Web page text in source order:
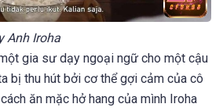
Anh Iroha
gia sư dạy ngoại ngữ cho một cậu
bị thu hút bởi cơ thể gợi cảm của cô
ăn mặc hở hang của mình Iroha